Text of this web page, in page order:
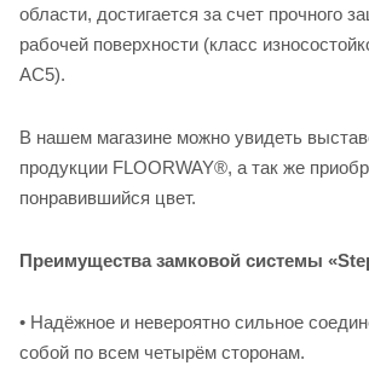
области, достигается за счет прочного
рабочей поверхности (класс
АС5).
В нашем магазине можно увидеть
продукции FLOORWAY®, а так же
понравившийся цвет.
Преимущества замковой системы
• Надёжное и невероятно сильное
собой по всем четырём сторонам.